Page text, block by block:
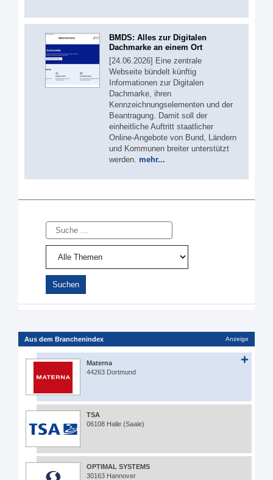
BMDS: Alles zur Digitalen
Dachmarke an einem Ort
[24.06.2026] Eine zentrale
Webseite bündelt künftig
Informationen zur Digitalen
Dachmarke, ihren
Kennzeichnungselementen und der
Beantragung. Damit soll der
einheitliche Auftritt staatlicher
Online-Angebote von Bund, Ländern
und Kommunen breiter unterstützt
werden. mehr...
Suche
Aus dem Branchenindex Anzeige
Materna
44263 Dortmund
TSA
06108 Halle (Saale)
OPTIMAL SYSTEMS
30163 Hannover